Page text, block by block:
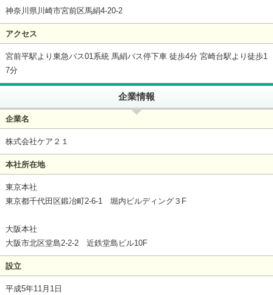
神奈川県川崎市宮前区馬絹4-20-2
アクセス
宮前平駅より東急バス01系統 馬絹バス停下車 徒歩4分 宮崎台駅より徒歩1
7分
企業情報
企業名
株式会社ケア２１
本社所在地
東京本社
東京都千代田区鍛冶町2-6-1 堀内ビルディング３F
大阪本社
大阪市北区堂島2-2-2 近鉄堂島ビル10F
設立
平成5年11月1日